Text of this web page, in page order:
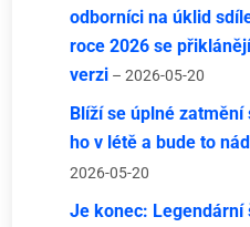
odborníci na úklid
roce 2026 se
verzi – 2026-05-20
Blíží se úplné
ho v létě a bude to
2026-05-20
Je konec: